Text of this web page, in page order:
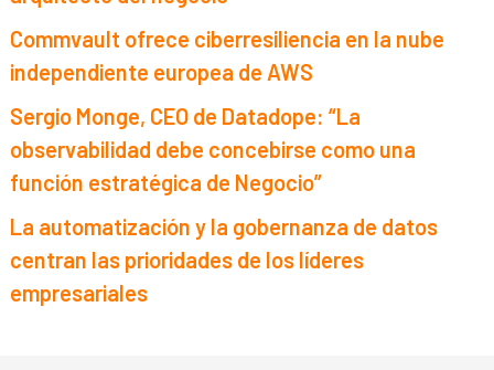
Commvault ofrece ciberresiliencia en la nube
independiente europea de AWS
Sergio Monge, CEO de Datadope: “La
observabilidad debe concebirse como una
función estratégica de Negocio”
La automatización y la gobernanza de datos
centran las prioridades de los líderes
empresariales